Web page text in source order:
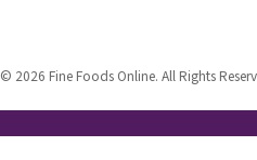
© 2026 Fine Foods Online. All Rights